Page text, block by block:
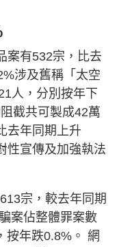
案有532宗，比去
涉及舊稱「太空
人，分別按年下
截共可製成42萬
去年同期上升
性宣傳及加強執法
宗，較去年同期
案佔整體罪案數
按年跌0.8%。 網